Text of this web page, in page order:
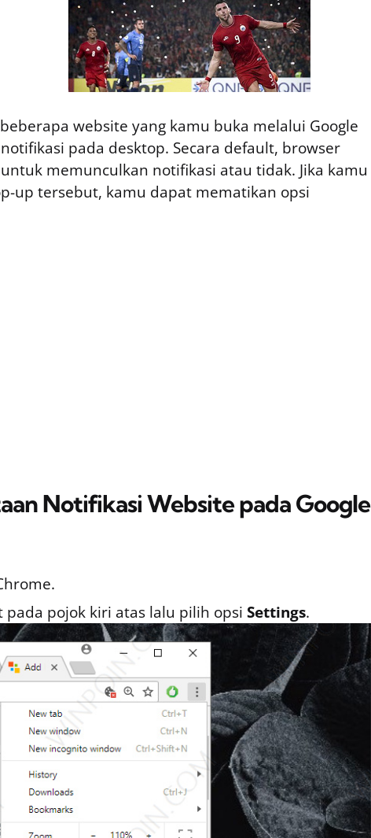
website yang kamu buka melalui Google
pada desktop. Secara default, browser
memunculkan notifikasi atau tidak. Jika kamu
up tersebut, kamu dapat mematikan opsi
Notifikasi Website pada Google
pada pojok kiri atas lalu pilih opsi Settings.